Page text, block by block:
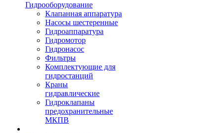
Гидрооборудование
Клапанная аппаратура
Насосы шестеренные
Гидроаппаратура
Гидромотор
Гидронасос
Фильтры
Комплектующие для
гидростанций
Краны
гидравлические
Гидроклапаны
предохранительные
МКПВ